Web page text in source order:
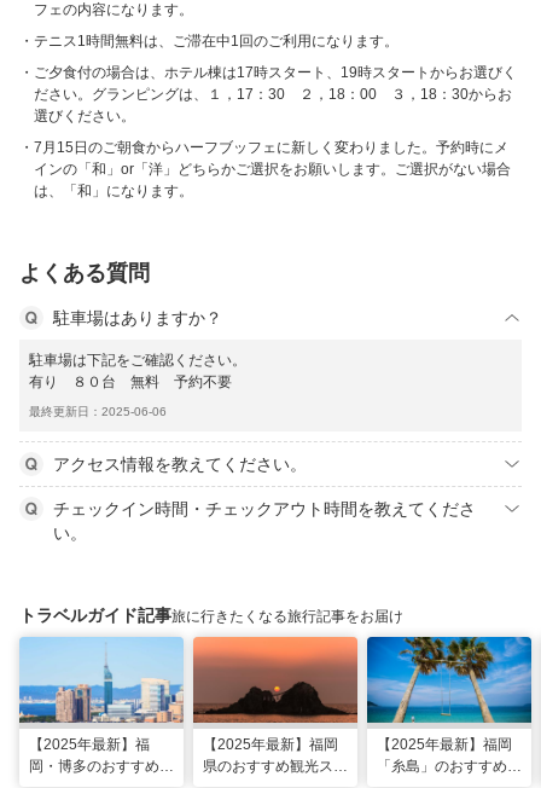
フェの内容になります。
テニス1時間無料は、ご滞在中1回のご利用になります。
ご夕食付の場合は、ホテル棟は17時スタート、19時スタートからお選びく
ださい。グランピングは、１，17：30 ２，18：00 ３，18：30からお
選びください。
7月15日のご朝食からハーフブッフェに新しく変わりました。予約時にメ
インの「和」or「洋」どちらかご選択をお願いします。ご選択がない場合
は、「和」になります。
よくある質問
駐車場はありますか？
駐車場は下記をご確認ください。
有り ８０台 無料 予約不要
最終更新日：2025-06-06
アクセス情報を教えてください。
チェックイン時間・チェックアウト時間を教えてくださ
い。
トラベルガイド記事旅に行きたくなる旅行記事をお届け
【2025年最新】福
岡・博多のおすすめ観
【2025年最新】福岡
県のおすすめ観光スポ
【2025年最新】福岡
「糸島」のおすすめ観